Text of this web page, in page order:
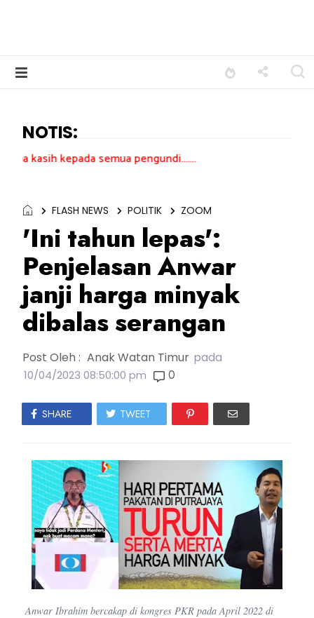
NOTIS:
semua pengundi.......
FLASH NEWS POLITIK ZOOM
'Ini tahun lepas':
Penjelasan Anwar
janji harga minyak
dibalas serangan
Post Oleh : Anak Watan Timur pada
10/04/2023 08:50:00 pm 0
SHARE TWEET
Anwar Ibrahim bercakap di kongres PKR pada April 2022 di